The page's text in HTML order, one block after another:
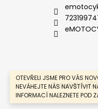
OTEVŘELI JSME PRO VÁS
NEVÁHEJTE NÁS NAVŠTÍVIT
INFORMACÍ NALEZNETE POD
Copyright